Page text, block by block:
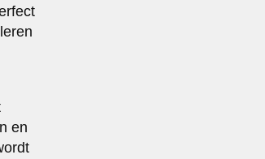
en